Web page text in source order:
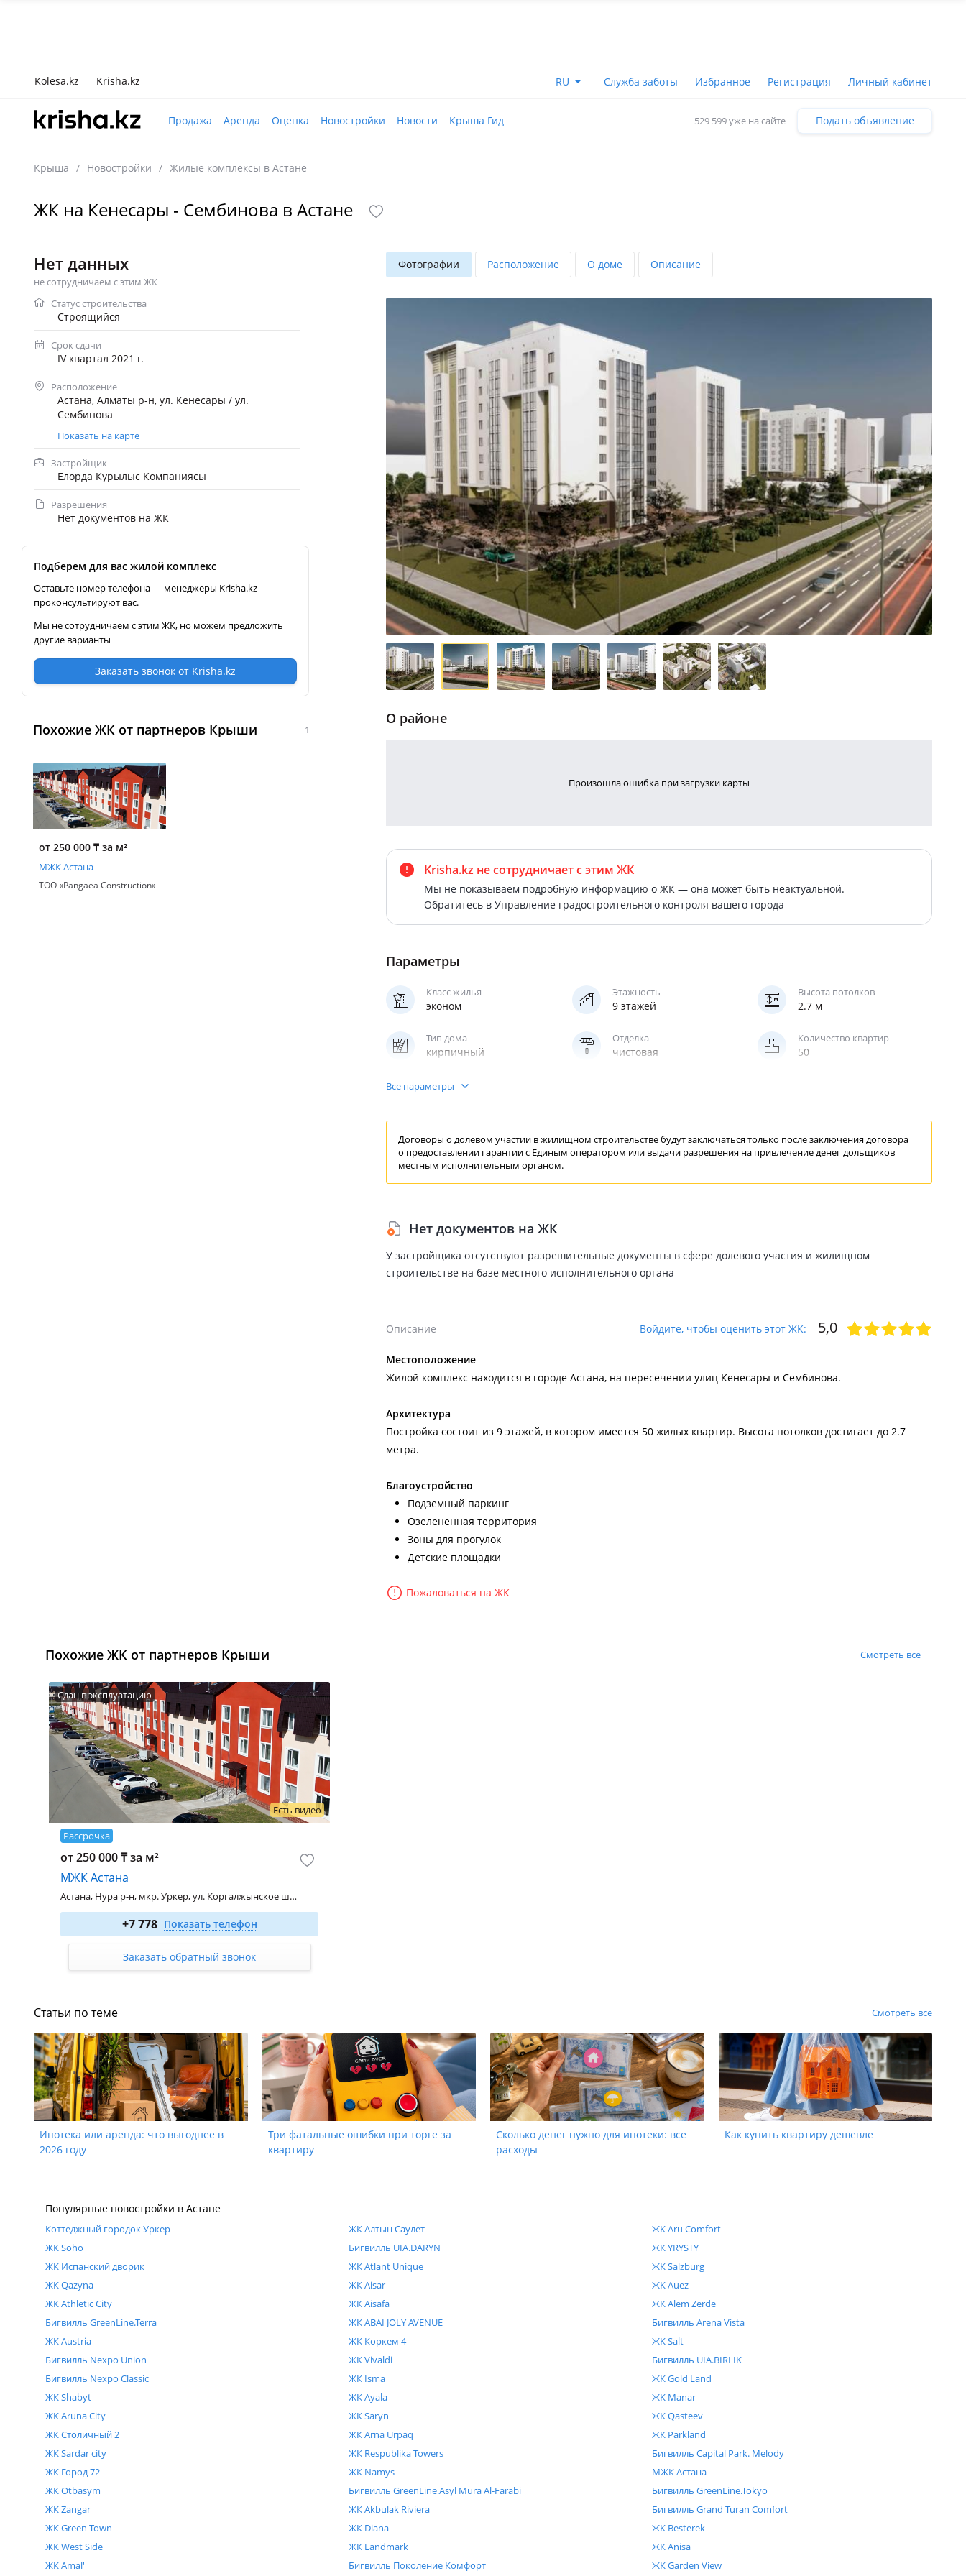
Kolesa.kz Krisha.kz RU Служба заботы Избранное Регистрация Личный кабинет
Продажа Аренда Оценка Новостройки Новости Крыша Гид 529 599 уже на сайте Подать объявление
Крыша / Новостройки / Жилые комплексы в Астане
ЖК на Кенесары - Сембинова в Астане
Нет данных
не сотрудничаем с этим ЖК
Статус строительства
Строящийся
Срок сдачи
IV квартал 2021 г.
Расположение
Астана, Алматы р-н, ул. Кенесары / ул.
Сембинова
Показать на карте
Застройщик
Елорда Курылыс Компаниясы
Разрешения
Нет документов на ЖК
Подберем для вас жилой комплекс
Оставьте номер телефона — менеджеры Krisha.kz
проконсультируют вас.
Мы не сотрудничаем с этим ЖК, но можем предложить
другие варианты
Заказать звонок от Krisha.kz
Похожие ЖК от партнеров Крыши 1
от 250 000 ₸ за м²
МЖК Астана
ТОО «Pangaea Construction»
Фотографии Расположение О доме Описание
О районе
Произошла ошибка при загрузки карты
Krisha.kz не сотрудничаетс этим ЖК
Мы не показываем подробную информацию о ЖК — она может быть неактуальной.
Обратитесь в Управление градостроительного контроля вашего города
Параметры
Класс жилья
эконом
Этажность
9 этажей
Высота потолков
2.7 м
Тип дома
кирпичный
Отделка
чистовая
Количество квартир
50
Паркинг
Все параметры
Договоры о долевом участии в жилищном строительстве будут заключаться только после заключения договора
о предоставлении гарантиис Единым оператором или выдачи разрешения на привлечениеденег дольщиков
местным исполнительным органом.
Нет документов на ЖК
У застройщика отсутствуют разрешительные документы в сфере долевого участия и жилищном
строительстве на базе местного исполнительного органа
Описание Войдите, чтобы оценить этот ЖК: 5,0
Местоположение
Жилой комплекс находится в городе Астана, на пересечении улиц Кенесары и Сембинова.
Архитектура
Постройка состоит из 9 этажей, в котором имеется 50 жилых квартир. Высота потолков достигает до 2.7
метра.
Благоустройство
Подземный паркинг
Озелененная территория
Зоны для прогулок
Детские площадки
Пожаловаться на ЖК
Похожие ЖК от партнеров Крыши Смотреть все
Сдан в эксплуатацию
Есть видео
Рассрочка
от 250 000 ₸ за м²
МЖК Астана
Астана, Нура р-н, мкр. Уркер, ул. Коргалжынское шоссе - ул. Укили Ыбырай, 15
1-комн. 27.4 м²
от 8 500 000
2-комн. 44.4 м²
от 11 100 000 ₸
+7 778 Показать телефон
Заказать обратный звонок
Статьи по теме Смотреть все
Ипотека или аренда: что выгоднее в
2026 году
Три фатальные ошибки при торге за
квартиру
Сколько денег нужно для ипотеки: все
расходы
Как купить квартиру дешевле
Популярные новостройки в Астане
Коттеджный городок Уркер
ЖК Soho
ЖК Испанский дворик
ЖК Qazyna
ЖК Athletic City
Бигвилль GreenLine.Terra
ЖК Austria
Бигвилль Nexpo Union
Бигвилль Nexpo Classic
ЖК Shabyt
ЖК Aruna City
ЖК Столичный 2
ЖК Sardar city
ЖК Город 72
ЖК Otbasym
ЖК Zangar
ЖК Green Town
ЖК West Side
ЖК Amal'
ЖК Алтын Саулет
Бигвилль UIA.DARYN
ЖК Atlant Unique
ЖК Aisar
ЖК Aisafa
ЖК ABAI JOLY AVENUE
ЖК Коркем 4
ЖК Vivaldi
ЖК Isma
ЖК Ayala
ЖК Saryn
ЖК Arna Urpaq
ЖК Respublika Towers
ЖК Namys
Бигвилль GreenLine.Asyl Mura Al-Farabi
ЖК Akbulak Riviera
ЖК Diana
ЖК Landmark
Бигвилль Поколение Комфорт
ЖК Aru Comfort
ЖК YRYSTY
ЖК Salzburg
ЖК Auez
ЖК Alem Zerde
Бигвилль Arena Vista
ЖК Salt
Бигвилль UIA.BIRLIK
ЖК Gold Land
ЖК Manar
ЖК Qasteev
ЖК Parkland
Бигвилль Capital Park. Melody
МЖК Астана
Бигвилль GreenLine.Tokyo
Бигвилль Grand Turan Comfort
ЖК Besterek
ЖК Anisa
ЖК Garden View